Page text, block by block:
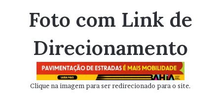
Foto com Link de
Direcionamento
Clique na imagem para ser redirecionado para o site.